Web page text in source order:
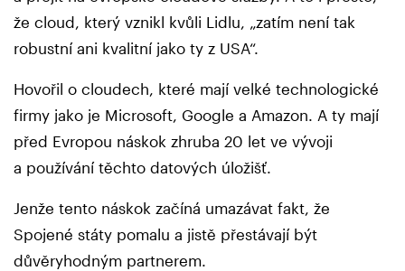
že cloud, který vznikl kvůli Lidlu, „zatím není tak
robustní ani kvalitní jako ty z USA“.
Hovořil o cloudech, které mají velké technologické
firmy jako je Microsoft, Google a Amazon. A ty mají
před Evropou náskok zhruba 20 let ve vývoji
a používání těchto datových úložišť.
Jenže tento náskok začíná umazávat fakt, že
Spojené státy pomalu a jistě přestávají být
důvěryhodným partnerem.